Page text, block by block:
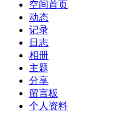
空间首页
动态
记录
日志
相册
主题
分享
留言板
个人资料